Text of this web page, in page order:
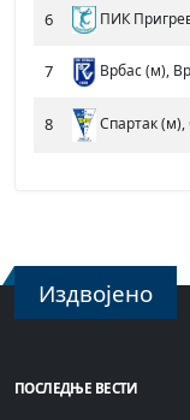
6 ПИК
7 Врбас (м),
8 Спартак (м),
Издвојено
ПОСЛЕДЊЕ ВЕСТИ